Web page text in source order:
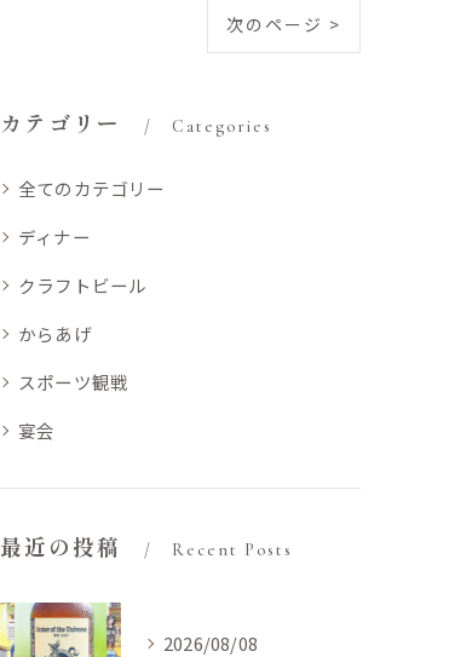
次のページ >
カテゴリー Categories
全てのカテゴリー
ディナー
クラフトビール
からあげ
スポーツ観戦
宴会
最近の投稿 Recent Posts
2026/08/08